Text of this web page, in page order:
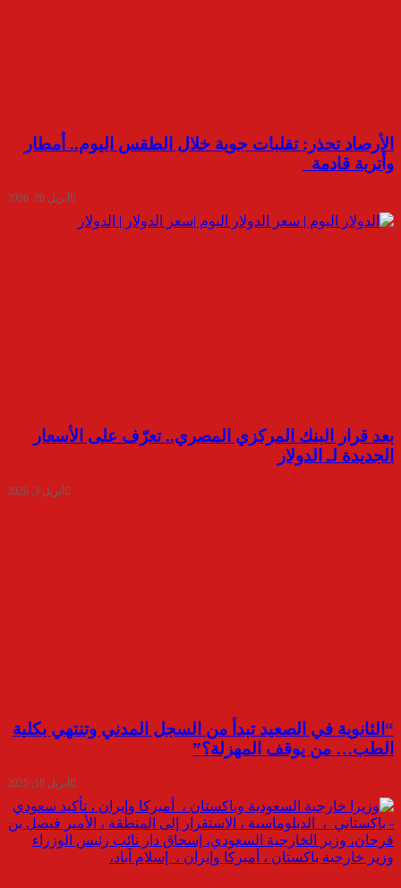
الأرصاد تحذر: تقلبات جوية خلال الطقس اليوم.. أمطار
وأتربة قادمة
أبريل 20, 2026
بعد قرار البنك المركزي المصري.. تعرّف على الأسعار
الجديدة لـ الدولار
أبريل 3, 2026
“الثانوية في الصعيد تبدأ من السجل المدني وتنتهي بكلية
الطب… من يوقف المهزلة؟”
أبريل 18, 2025